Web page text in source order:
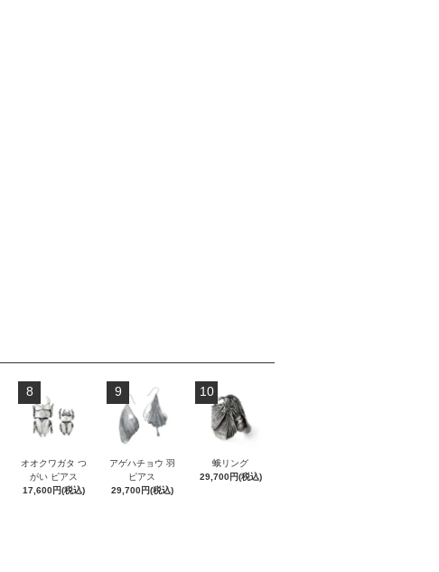
8
オオクワガタ つ
がい ピアス
17,600円(税込)
9
アゲハチョウ 羽
ピアス
29,700円(税込)
10
蛾リング
29,700円(税込)